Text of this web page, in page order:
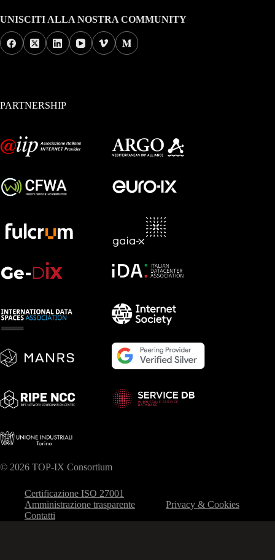
UNISCITI ALLA NOSTRA COMMUNITY
PARTNERSHIP
© 2026 TOP-IX Consortium
Certificazione ISO 27001
Amministrazione trasparente
Privacy & Cookies
Contatti